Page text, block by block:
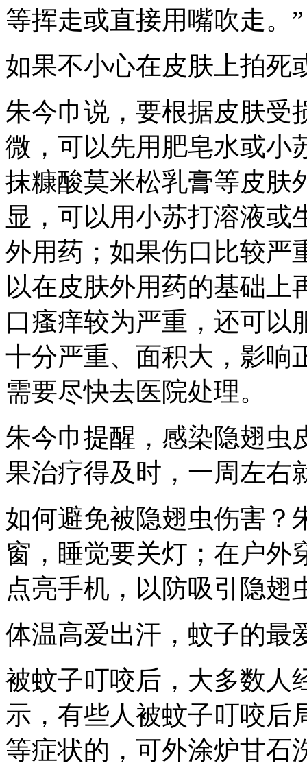
等挥走或直接用嘴吹走。”
如果不小心在皮肤上拍死
朱今巾说，要根据皮肤受
微，可以先用肥皂水或小
抹糠酸莫米松乳膏等皮肤
显，可以用小苏打溶液或
外用药；如果伤口比较严
以在皮肤外用药的基础上
口瘙痒较为严重，还可以
十分严重、面积大，影响
需要尽快去医院处理。
朱今巾提醒，感染隐翅虫
果治疗得及时，一周左右
如何避免被隐翅虫伤害？
窗，睡觉要关灯；在户外
点亮手机，以防吸引隐翅
体温高爱出汗，蚊子的最
被蚊子叮咬后，大多数人
示，有些人被蚊子叮咬后
等症状的，可外涂炉甘石